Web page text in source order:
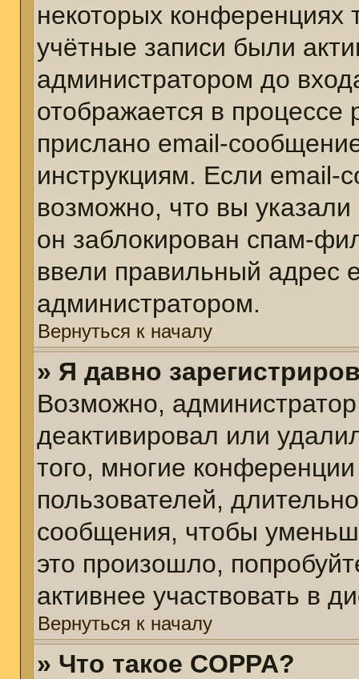
некоторых конференциях
учётные записи были
администратором до
отображается в
прислано email-
инструкциям. Если email-
возможно, что вы
он заблокирован спам-
ввели правильный адрес
администратором.
Вернуться к началу
» Я давно
Возможно,
деактивировал или
того, многие
пользователей,
сообщения, чтобы
это произошло,
активнее участвовать в
Вернуться к началу
» Что такое COPPA?